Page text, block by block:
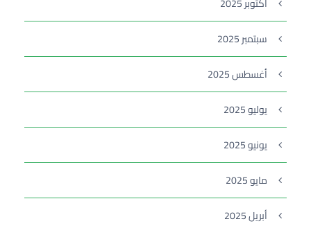
سبتمبر 2025
أغسطس 2025
يوليو 2025
يونيو 2025
مايو 2025
أبريل 2025